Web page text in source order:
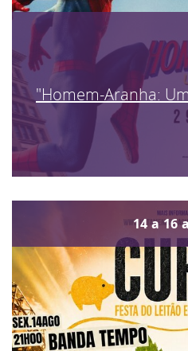
"Homem-Aranha:
14 a 16